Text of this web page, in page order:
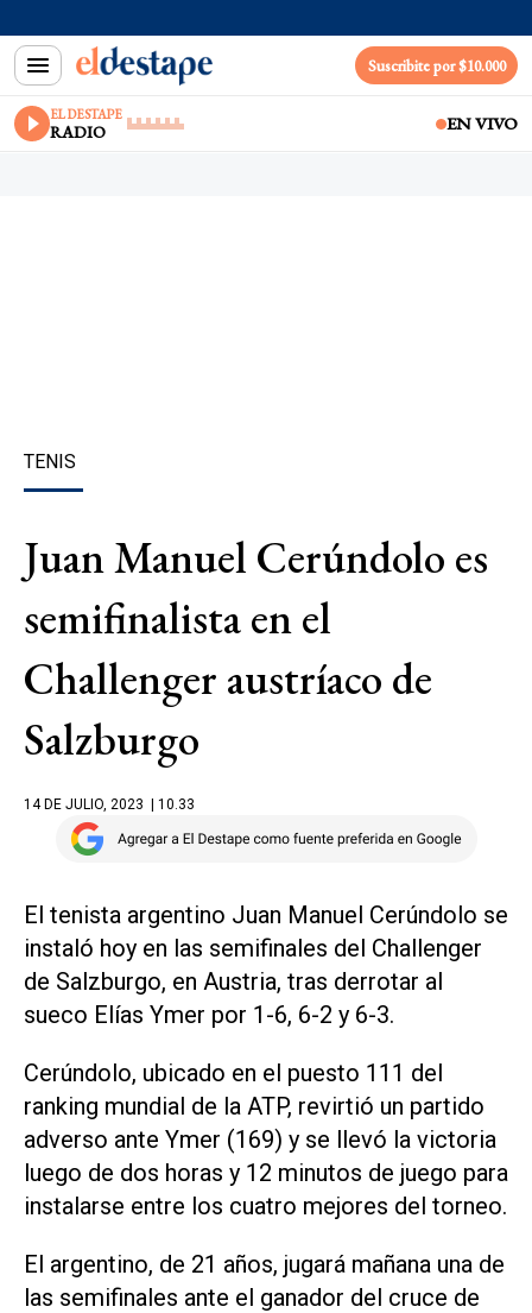
Suscribite por $10.000
EL DESTAPE
RADIO EN VIVO
TENIS
Juan Manuel Cerúndolo es
semifinalista en el
Challenger austríaco de
Salzburgo
14 DE JULIO, 2023 | 10.33
El tenista argentino Juan Manuel Cerúndolo se
instaló hoy en las semifinales del Challenger
de Salzburgo, en Austria, tras derrotar al
sueco Elías Ymer por 1-6, 6-2 y 6-3.
Cerúndolo, ubicado en el puesto 111 del
ranking mundial de la ATP, revirtió un partido
adverso ante Ymer (169) y se llevó la victoria
luego de dos horas y 12 minutos de juego para
instalarse entre los cuatro mejores del torneo.
El argentino, de 21 años, jugará mañana una de
las semifinales ante el ganador del cruce de